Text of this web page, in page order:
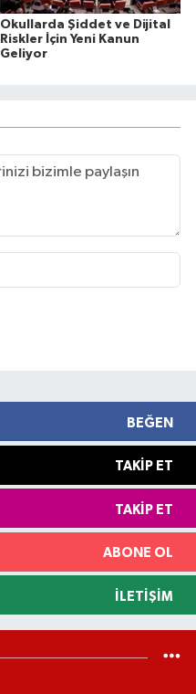
Okullarda Şiddet ve Dijital
Riskler İçin Yeni Kanun
Geliyor
BEĞEN
TAKIP ET
TAKIP ET
ABONE OL
İLETIŞIM